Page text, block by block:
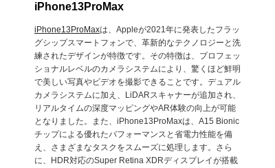
iPhone13ProMax
iPhone13ProMaxは、Appleが2021年に発表したフラッ
グシップスマートフォンで、革新的なテクノロジーと洗
練されたデザインが特徴です。その特徴は、プロフェッ
ショナルレベルのカメラシステムにより、驚くほど鮮明
で美しい写真やビデオを撮影できることです。デュアル
カメラシステムに加え、LiDARスキャナーが追加され、
リアルタイムの深度マッピングやAR体験の向上が可能
となりました。また、iPhone13ProMaxは、A15 Bionic
チップによる優れたパフォーマンスと省電力性能を備
え、さまざまなタスクをスムーズに処理します。さら
に、HDR対応のSuper Retina XDRディスプレイが搭載